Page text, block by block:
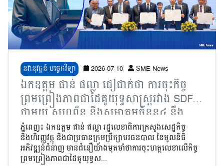
នវានុវត្តន៍-បច្ចេកវិទ្យា 2026-07-10 SME News
ឯកឧត្តម ផាន់ ផល្លា ជឿជាក់ថា ការចុះកិច្ច
ព្រមព្រៀងភាពជាដៃគូយុទ្ធសាស្ត្ររវាង SDF
ជាមួយ សហព័ន្ធ និងសមាគមចំនួន៤ នឹង
បង្កើនភាពប្រកួតប្រជែងមិនអាចខ្វះបាន
សម្រាប់វិស័យឯកជន
ភ្នំពេញ៖ ឯកឧត្តម ផាន់ ផល្លា​ រដ្ឋលេខាធិការក្រសួងសេដ្ឋកិច្ច
និងហិរញ្ញវត្ថុ និងជាប្រធានក្រុមប្រឹក្សាបរធនបាល នៃមូលនិធិ
អភិវឌ្ឍន៍ជំនាញ មានជំនឿយ៉ាងមុតមាំថាការចុះហត្ថលេខាលើកិច្ច
ព្រមព្រៀងភាពជាដៃគូយុទ្ធស...